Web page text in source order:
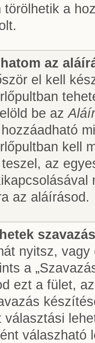
a
az
el kell
be az
kell
az
az aláírásod.
nyitsz,
a
ezt a fület,
választási
válaszható